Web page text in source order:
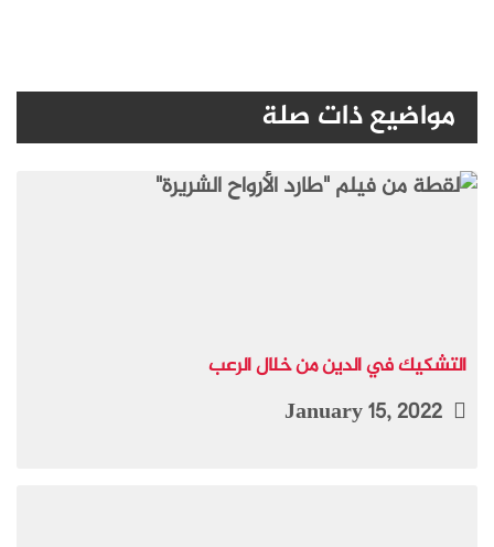
مواضيع ذات صلة
التشكيك في الدين من خلال الرعب